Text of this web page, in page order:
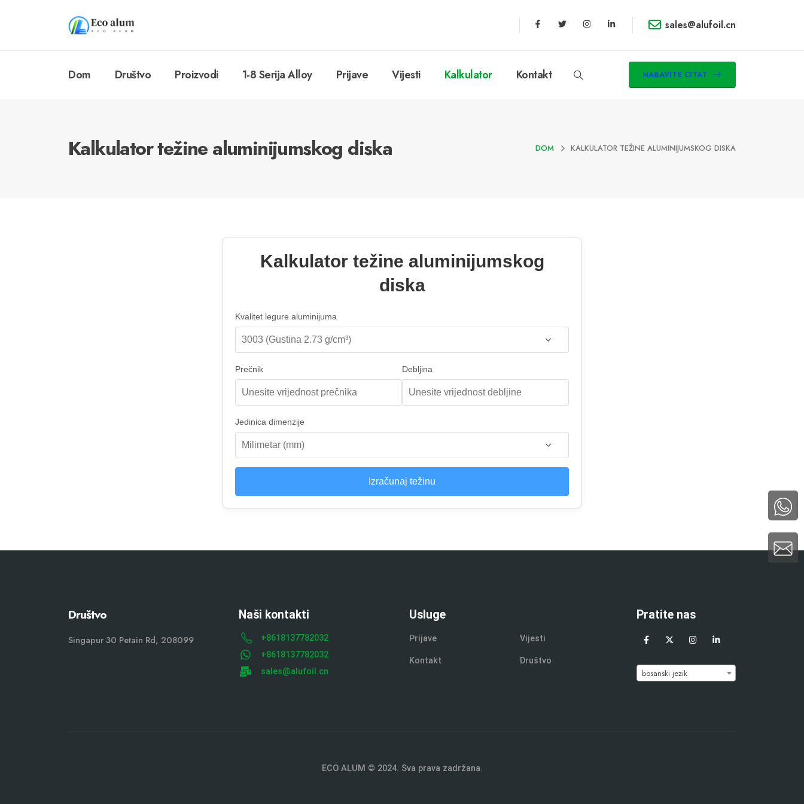
sales@alufoil.cn
Dom Društvo Proizvodi 1-8 Serija Alloy Prijave Vijesti Kalkulator Kontakt NABAVITE CITAT
Kalkulator težine aluminijumskog diska DOM KALKULATOR TEŽINE ALUMINIJUMSKOG DISKA
Kalkulator težine aluminijumskog
diska
Kvalitet legure aluminijuma
Prečnik Debljina
Jedinica dimenzije
Izračunaj težinu
Društvo
Singapur 30 Petain Rd, 208099
Naši kontakti
+8618137782032
+8618137782032
sales@alufoil.cn
Usluge
Prijave
Kontakt
Vijesti
Društvo
Pratite nas
bosanski jezik
ECO ALUM © 2024. Sva prava zadržana.